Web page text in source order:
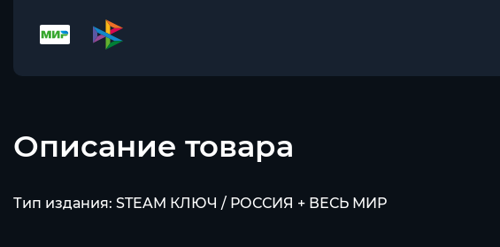
Описание товара
Тип издания: STEAM КЛЮЧ / РОССИЯ + ВЕСЬ МИР